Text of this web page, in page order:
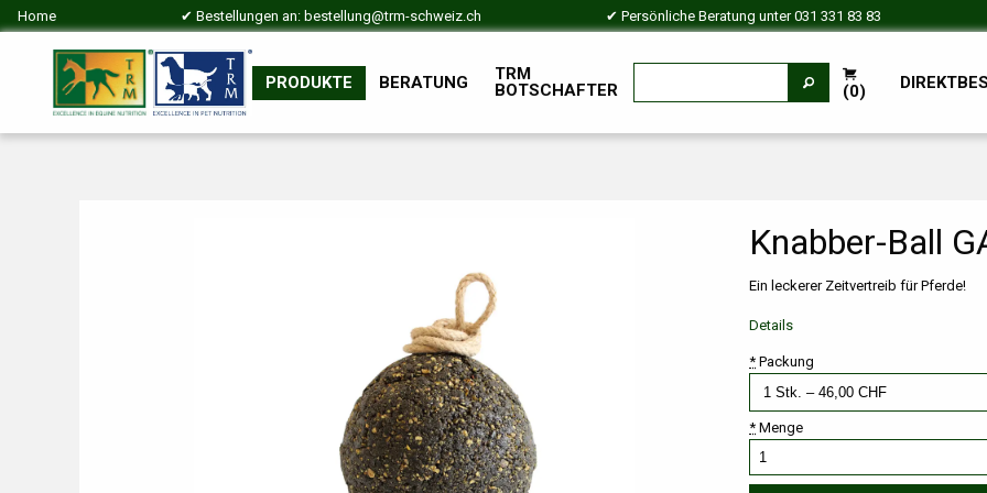
Home ✔ Bestellungen an: bestellung@trm-schweiz.ch ✔ Persönliche Beratung unter031 331 83 83
PRODUKTE BERATUNG
TRM
BOTSCHAFTER
(0)
Knabber-Ball
Ein leckerer Zeitvertreib für Pferde!
Details
* Packung
* Menge